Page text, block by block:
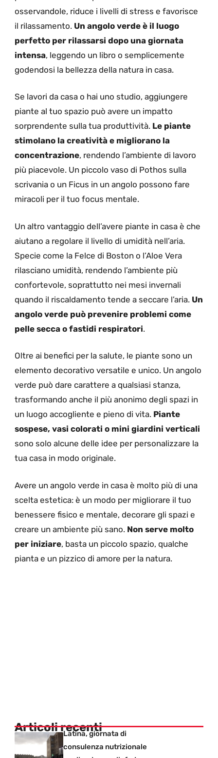
osservandole, riduce i livelli di stress e favorisce
il rilassamento. Un angolo verde è il luogo
perfetto per rilassarsi dopo una giornata
intensa, leggendo un libro o semplicemente
godendosi la bellezza della natura in casa.
Se lavori da casa o hai uno studio, aggiungere
piante al tuo spazio può avere un impatto
sorprendente sulla tua produttività. Le piante
stimolano la creatività e migliorano la
concentrazione, rendendo l’ambiente di lavoro
più piacevole. Un piccolo vaso di Pothos sulla
scrivania o un Ficus in un angolo possono fare
miracoli per il tuo focus mentale.
Un altro vantaggio dell’avere piante in casa è che
aiutano a regolare il livello di umidità nell’aria.
Specie come la Felce di Boston o l’Aloe Vera
rilasciano umidità, rendendo l’ambiente più
confortevole, soprattutto nei mesi invernali
quando il riscaldamento tende a seccare l’aria. Un
angolo verde può prevenire problemi come
pelle secca o fastidi respiratori.
Oltre ai benefici per la salute, le piante sono un
elemento decorativo versatile e unico. Un angolo
verde può dare carattere a qualsiasi stanza,
trasformando anche il più anonimo degli spazi in
un luogo accogliente e pieno di vita. Piante
sospese, vasi colorati o mini giardini verticali
sono solo alcune delle idee per personalizzare la
tua casa in modo originale.
Avere un angolo verde in casa è molto più di una
scelta estetica: è un modo per migliorare il tuo
benessere fisico e mentale, decorare gli spazi e
creare un ambiente più sano. Non serve molto
per iniziare, basta un piccolo spazio, qualche
pianta e un pizzico di amore per la natura.
Articoli recenti
Latina, giornata di
consulenza nutrizionale